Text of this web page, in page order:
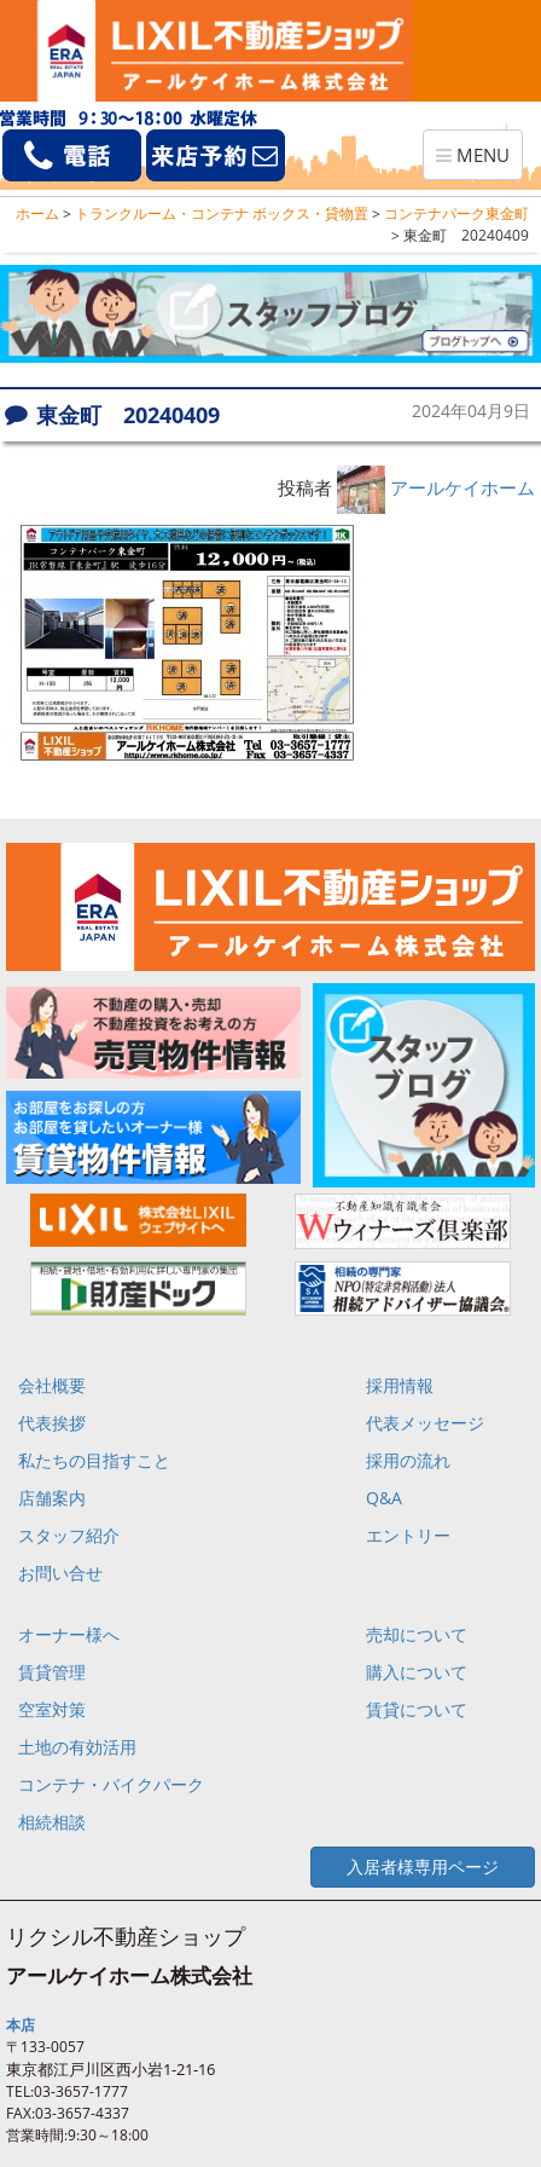
Toggle
navigation
MENU
ホーム > トランクルーム・コンテナ ボックス・貸物置> コンテナパーク東金町
>東金町 20240409
東金町 20240409 2024年04月9日
投稿者 アールケイホーム
会社概要
代表挨拶
私たちの目指すこと
店舗案内
スタッフ紹介
お問い合せ
採用情報
代表メッセージ
採用の流れ
Q&A
エントリー
オーナー様へ
賃貸管理
空室対策
土地の有効活用
コンテナ・バイクパーク
相続相談
売却について
購入について
賃貸について
入居者様専用ページ
リクシル不動産ショップ
アールケイホーム株式会社
本店
〒133-0057
東京都江戸川区西小岩1-21-16
TEL:03-3657-1777
FAX:03-3657-4337
営業時間:9:30～18:00